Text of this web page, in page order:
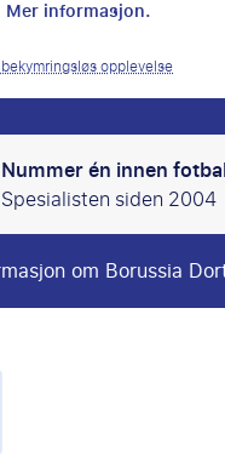
Mer informasjon.
opplevelse
Nummer én innen
Spesialisten siden 2004
om Borussia